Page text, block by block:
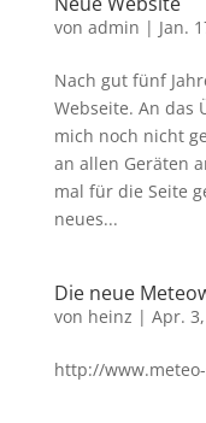
von admin | Jan.
Nach gut fünf
Webseite. An das
mich noch nicht
an allen Geräten
mal für die Seite
neues...
Die neue
von heinz | Apr.
http://